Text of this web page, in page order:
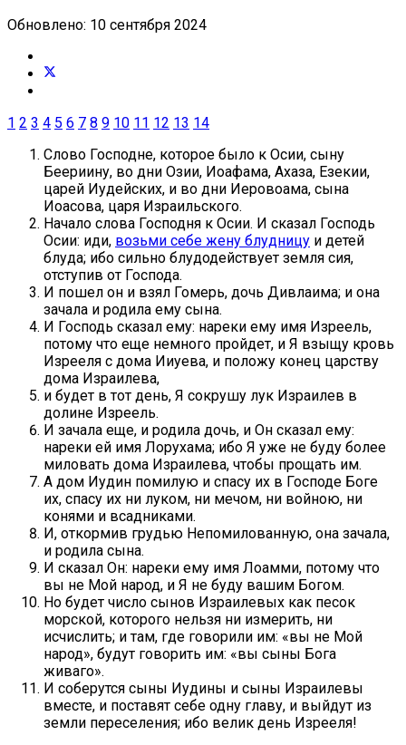
Обновлено: 10 сентября 2024
1 2 3 4 5 6 7 8 9 10 11 12 13 14
Слово Господне, которое было к Осии, сыну
Беериину, во дни Озии, Иоафама, Ахаза, Езекии,
царей Иудейских, и во дни Иеровоама, сына
Иоасова, царя Израильского.
Начало слова Господня к Осии. И сказал Господь
Осии: иди, возьми себе жену блудницу и детей
блуда; ибо сильно блудодействует земля сия,
отступив от Господа.
И пошел он и взял Гомерь, дочь Дивлаима; и она
зачала и родила ему сына.
И Господь сказал ему: нареки ему имя Изреель,
потому что еще немного пройдет, и Я взыщу кровь
Изрееля с дома Ииуева, и положу конец царству
дома Израилева,
и будет в тот день, Я сокрушу лук Израилев в
долине Изреель.
И зачала еще, и родила дочь, и Он сказал ему:
нареки ей имя Лорухама; ибо Я уже не буду более
миловать дома Израилева, чтобы прощать им.
А дом Иудин помилую и спасу их в Господе Боге
их, спасу их ни луком, ни мечом, ни войною, ни
конями и всадниками.
И, откормив грудью Непомилованную, она зачала,
и родила сына.
И сказал Он: нареки ему имя Лоамми, потому что
вы не Мой народ, и Я не буду вашим Богом.
Но будет число сынов Израилевых как песок
морской, которого нельзя ни измерить, ни
исчислить; и там, где говорили им: «вы не Мой
народ», будут говорить им: «вы сыны Бога
живаго».
И соберутся сыны Иудины и сыны Израилевы
вместе, и поставят себе одну главу, и выйдут из
земли переселения; ибо велик день Изрееля!